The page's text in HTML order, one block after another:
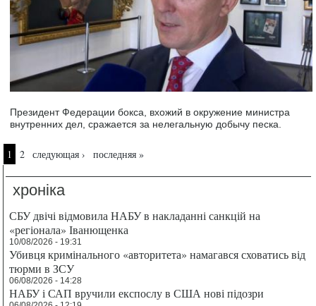
Президент Федерации бокса, вхожий в окружение министра
внутренних дел, сражается за нелегальную добычу песка.
Страницы
1 2 следующая › последняя »
хроніка
СБУ двічі відмовила НАБУ в накладанні санкцій на
«регіонала» Іванющенка
10/08/2026 - 19:31
Убивця кримінального «авторитета» намагався сховатись від
тюрми в ЗСУ
06/08/2026 - 14:28
НАБУ і САП вручили експослу в США нові підозри